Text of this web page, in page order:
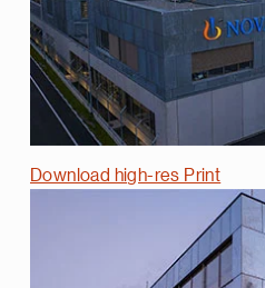
Download high-res Print